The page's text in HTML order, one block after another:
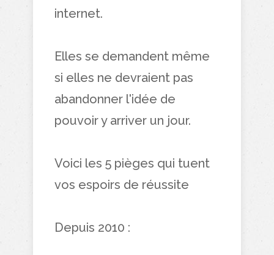
internet.
Elles se demandent même
si elles ne devraient pas
abandonner l'idée de
pouvoir y arriver un jour.
Voici les 5 pièges qui tuent
vos espoirs de réussite
Depuis 2010 :